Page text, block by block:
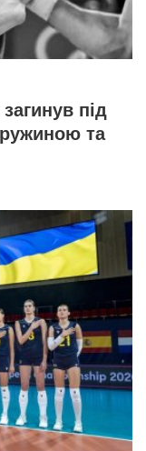
під
та